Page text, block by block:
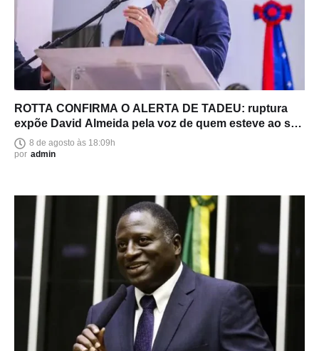
ROTTA CONFIRMA O ALERTA DE TADEU: ruptura
expõe David Almeida pela voz de quem esteve ao seu
lado8 de agosto às 18:09h
por admin